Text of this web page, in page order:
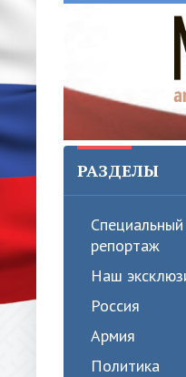
РАЗДЕЛЫ
Специальный
репортаж
Наш
Россия
Армия
Политика